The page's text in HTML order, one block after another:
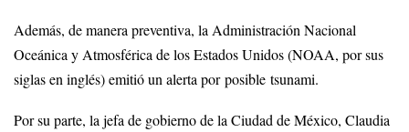
Además, de manera preventiva, la Administración Nacional
Oceánica y Atmosférica de los Estados Unidos (NOAA, por sus
siglas en inglés) emitió un alerta por posible tsunami.
Por su parte, la jefa de gobierno de la Ciudad de México, Claudia